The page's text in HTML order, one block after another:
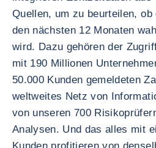
Quellen, um zu beurteilen, ob
den nächsten 12 Monaten
wird. Dazu gehören der
mit 190 Millionen
50.000 Kunden gemeldeten
weltweites Netz von
von unseren 700
Analysen. Und das alles mit